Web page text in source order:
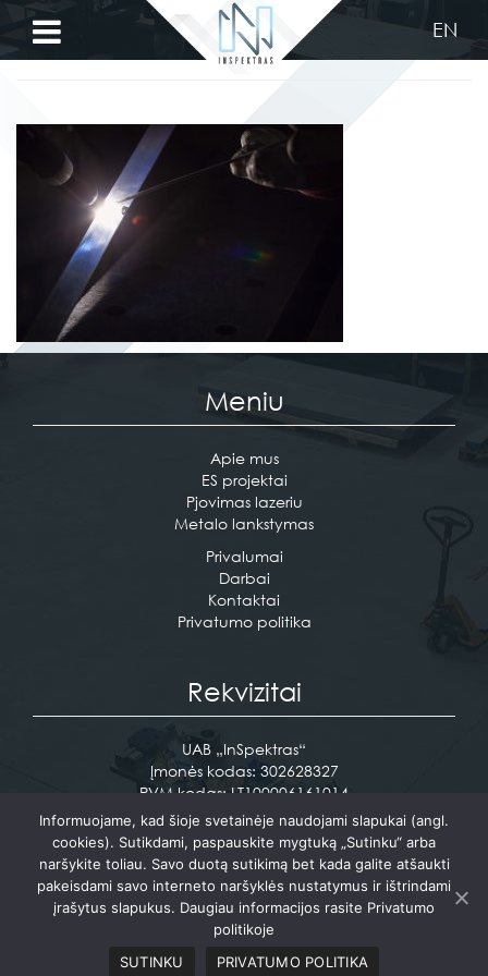
Privalumai
Pjovimas
Metalo
lankstymas
Darbai
EN
PASLAUGOS
Meniu
Apie mus
ES projektai
Pjovimas lazeriu
Metalo lankstymas
Privalumai
Darbai
Kontaktai
Privatumo politika
Rekvizitai
UAB „InSpektras“
Įmonės kodas: 302628327
PVM kodas: LT100006161014
Pramonės g. 12 Vaidotai, Vilniaus raj.
Tel. +370 610 17716
info@inspektras.lt
Sukurta:PictureIdeas
Informuojame, kad šioje svetainėje naudojami slapukai (angl.
cookies). Sutikdami, paspauskite mygtuką „Sutinku“ arba
naršykite toliau. Savo duotą sutikimą bet kada galite atšaukti
pakeisdami savo interneto naršyklės nustatymus ir ištrindami
įrašytus slapukus. Daugiau informacijos rasite Privatumo
politikoje
SUTINKU
PRIVATUMO POLITIKA